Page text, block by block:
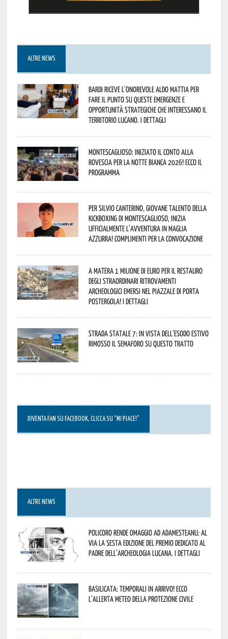
ALTRE NEWS
Bardi riceve l’onorevole Aldo Mattia per
fare il punto su queste emergenze e
opportunità strategiche che interessano il
territorio lucano. I dettagli
Montescaglioso: iniziato il conto alla
rovescia per la Notte Bianca 2026! Ecco il
programma
Per Silvio Canterino, giovane talento della
kickboxing di Montescaglioso, inizia
ufficialmente l’avventura in maglia
azzurra! Complimenti per la convocazione
A Matera 1 milione di euro per il restauro
degli straordinari ritrovamenti
archeologici emersi nel piazzale di Porta
Postergola! I dettagli
Strada statale 7: in vista dell’esodo estivo
rimosso il semaforo su questo tratto
DIVENTA FAN SU FACEBOOK, CLICCA SU “MI PIACE!”
ALTRE NEWS
Policoro rende omaggio ad Adamesteanu: al
via la sesta edizione del Premio dedicato al
padre dell’archeologia lucana. I dettagli
Basilicata: temporali in arrivo! Ecco
l’allerta meteo della Protezione civile